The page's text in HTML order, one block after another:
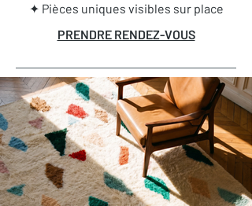
✦ Pièces uniques visibles sur place
PRENDRE RENDEZ-VOUS